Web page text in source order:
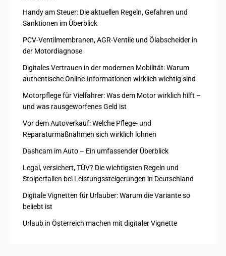
Handy am Steuer: Die aktuellen Regeln, Gefahren und
Sanktionen im Überblick
PCV-Ventilmembranen, AGR-Ventile und Ölabscheider in
der Motordiagnose
Digitales Vertrauen in der modernen Mobilität: Warum
authentische Online-Informationen wirklich wichtig sind
Motorpflege für Vielfahrer: Was dem Motor wirklich hilft –
und was rausgeworfenes Geld ist
Vor dem Autoverkauf: Welche Pflege- und
Reparaturmaßnahmen sich wirklich lohnen
Dashcam im Auto – Ein umfassender Überblick
Legal, versichert, TÜV? Die wichtigsten Regeln und
Stolperfallen bei Leistungssteigerungen in Deutschland
Digitale Vignetten für Urlauber: Warum die Variante so
beliebt ist
Urlaub in Österreich machen mit digitaler Vignette